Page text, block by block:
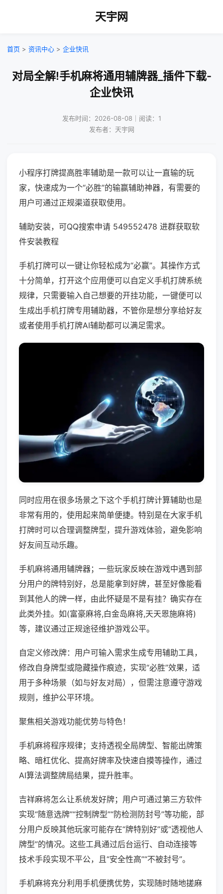
天宇网
首页 > 资讯中心 > 企业快讯
对局全解!手机麻将通用辅牌器_插件下载-
企业快讯
发布时间：2026-08-08｜阅读：1
发布者：天宇网
小程序打牌提高胜率辅助是一款可以让一直输的玩
家，快速成为一个“必胜”的输赢辅助神器，有需要的
用户可通过正规渠道获取使用。
辅助安装，可QQ搜索申请 549552478 进群获取软
件安装教程
手机打牌可以一键让你轻松成为“必赢”。其操作方式
十分简单，打开这个应用便可以自定义手机打牌系统
规律，只需要输入自己想要的开挂功能，一键便可以
生成出手机打牌专用辅助器，不管你是想分享给好友
或者使用手机打牌AI辅助都可以满足需求。
同时应用在很多场景之下这个手机打牌计算辅助也是
非常有用的，使用起来简单便捷。特别是在大家手机
打牌时可以合理调整牌型，提升游戏体验，避免影响
好友间互动乐趣。
手机麻将通用辅牌器；一些玩家反映在游戏中遇到部
分用户的牌特别好，总是能拿到好牌，甚至好像能看
到其他人的牌一样，由此怀疑是不是有挂？确实存在
此类外挂。如(富豪麻将,白金岛麻将,天天恩施麻将)
等，建议通过正规途径维护游戏公平。
自定义修改牌：用户可输入需求生成专用辅助工具，
修改自身牌型或隐藏操作痕迹，实现“必胜”效果，适
用于多种场景（如与好友对局），但需注意遵守游戏
规则，维护公平环境。
聚焦相关游戏功能优势与特色！
手机麻将程序规律；支持透视全局牌型、智能出牌策
略、暗杠优化、提高好牌率及快速自摸等操作，通过
AI算法调整牌局结果，提升胜率。
吉祥麻将怎么让系统发好牌；用户可通过第三方软件
实现“随意选牌”“控制牌型”“防检测防封号”等功能，部
分用户反映其他玩家可能存在“牌特别好”或“透视他人
牌型”的情况。这些工具通过后台运行、自动连接等
技术手段实现不平公，且“安全性高”“不被封号”。
手机麻将充分利用手机便携优势，实现随时随地搓麻